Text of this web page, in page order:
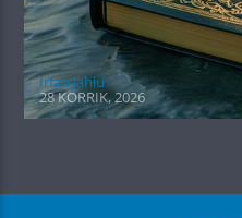
Irfan Jahiu
28 KORRIK, 2026